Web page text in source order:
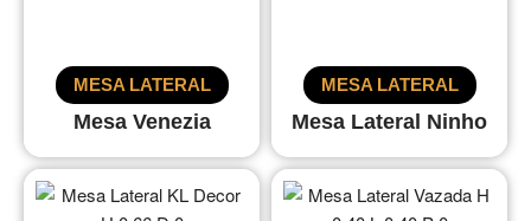
Mesa Venezia
MESA LATERAL
Mesa Lateral Ninho
MESA LATERAL